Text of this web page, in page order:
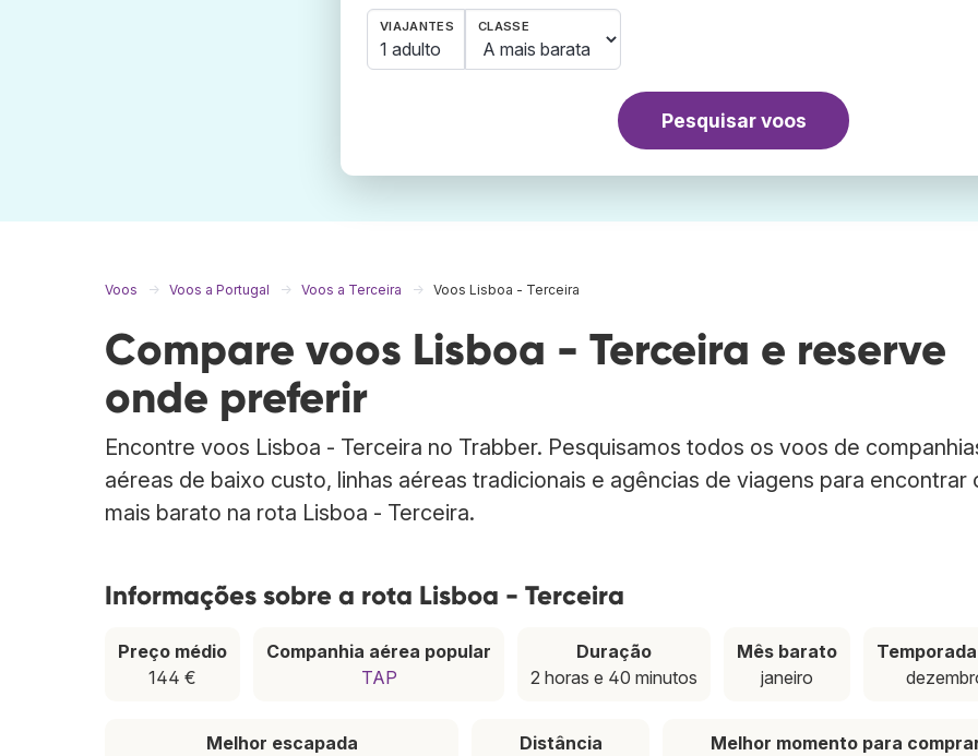
VIAJANTES
1 adulto
CLASSE
Pesquisar voos
Voos Voos a Portugal Voos a Terceira Voos Lisboa - Terceira
Compare voos Lisboa - Terceira e reserve
onde preferir
Encontre voos Lisboa - Terceira no Trabber. Pesquisamos todos os voos de
aéreas de baixo custo, linhas aéreas tradicionais e agências de viagens para encontrar
mais barato na rota Lisboa - Terceira.
Informações sobre a rota Lisboa - Terceira
Preço médio
144 €
Companhia aérea popular
TAP
Duração
2 horas e 40 minutos
Mês barato
janeiro
Melhor escapada
Distância
Melhor momento para